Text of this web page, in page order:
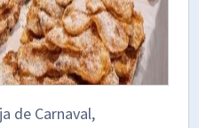
de Carnaval,